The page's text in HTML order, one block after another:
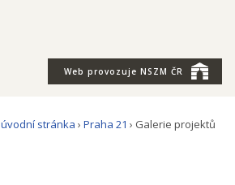
Web provozuje NSZM ČR
úvodní stránka › Praha 21 › Galerie projektů